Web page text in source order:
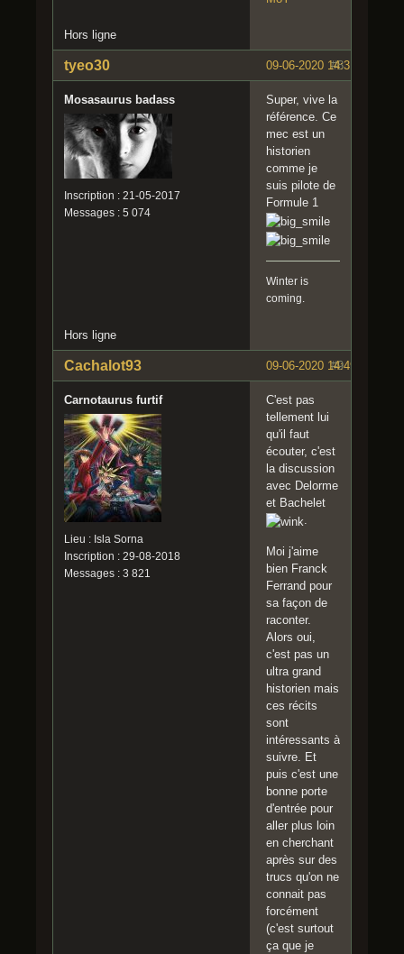
Hors ligne
#8
09-06-2020 14:31:42
tyeo30
Mosasaurus badass
Inscription : 21-05-2017
Messages : 5 074
Super, vive la
référence. Ce
mec est un
historien
comme je
suis pilote de
Formule 1
Winter is
coming.
Hors ligne
#9
09-06-2020 14:49:00
Cachalot93
Carnotaurus furtif
Lieu : Isla Sorna
Inscription : 29-08-2018
Messages : 3 821
C'est pas
tellement lui
qu'il faut
écouter, c'est
la discussion
avec Delorme
et Bachelet
Moi j'aime
bien Franck
Ferrand pour
sa façon de
raconter.
Alors oui,
c'est pas un
ultra grand
historien mais
ces récits
sont
intéressants à
suivre. Et
puis c'est une
bonne porte
d'entrée pour
aller plus loin
en cherchant
après sur des
trucs qu'on ne
connait pas
forcément
(c'est surtout
ça que je